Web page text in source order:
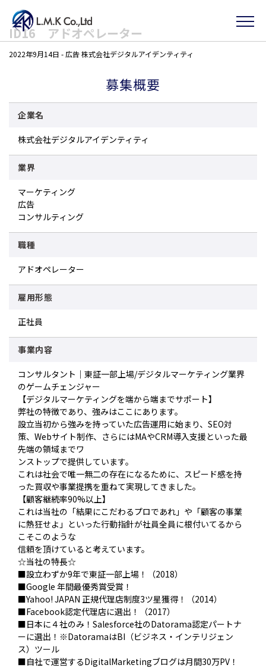
Skip
to
the
ID16 アドオペレーター
2022年9月14日 - 広告株式会社デジタルアイデンティティ
募集概要
企業名
株式会社デジタルアイデンティティ
業界
マーケティング
広告
コンサルティング
職種
アドオペレーター
雇用形態
正社員
事業内容
コンサルタント｜東証一部上場/デジタルマーケティング業界
のゲームチェンジャー
【デジタルマーケティングを端から端までサポート】
弊社の特徴であり、強みはここにあります。
設立当初から強みを持っていた広告運用に始まり、SEO対
策、Webサイト制作、さらにはMAやCRM導入支援といった最
先端の領域までワ
ンストップで提供しています。
これは社会で唯一無二の存在になるために、スピード感を持
った買収や事業提携を重ねて実現してきました。
【顧客継続率90%以上】
これは当社の「結果にこだわるプロであれ」や「顧客の事業
に熱狂せよ」といった行動指針が社員全員に根付いてるから
こそこのような
信頼を頂けていると考えています。
☆当社の特長☆
■設立わずか9年で東証一部上場！（2018）
■Google 年間最優秀賞受賞！
■Yahoo! JAPAN 正規代理店制度3ツ星獲得！（2014）
■Facebook認定代理店に選出！（2017）
■日本に４社のみ！Salesforce社のDatorama認定パートナ
ーに選出！※DatoramaはBI（ビジネス・インテリジェン
ス）ツール
■自社で運営するDigitalMarketingブログは月間30万PV！